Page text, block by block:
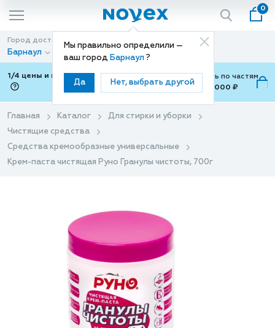
Мы правильно определили —
ваш город Барнаул ?
Да Нет, выбрать другой
0
Город доставки
Барнаул
Способ доставки
Доставка
1/4 цены и покупки ваши с Подели
Можно оплатить по частям
от 700 ₽ до 15,000 ₽
Главная Каталог
Для стирки и уборки
Чистящие средства
Средства кремообразные универсальные
Крем-паста чистящая Руно Гранулы чистоты, 700г